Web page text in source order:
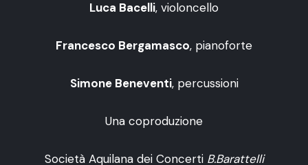
Luca Bacelli, violoncello
Francesco Bergamasco, pianoforte
Simone Beneventi, percussioni
Una coproduzione
Società Aquilana dei Concerti B.Barattelli